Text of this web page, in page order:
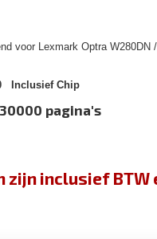
voor Lexmark Optra
Inclusief Chip
30000 pagina's
zijn inclusief